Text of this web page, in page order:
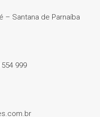
– Santana de Parnaíba
999